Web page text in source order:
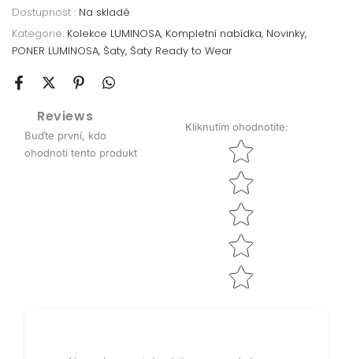
Dostupnost : Na skladě
Kategorie: Kolekce LUMINOSA Kompletní nabídka Novinky
PONER LUMINOSA Šaty Šaty Ready to Wear
Reviews
Buďte první, kdo
ohodnotí tento produkt
Kliknutím ohodnotíte:
Star rating